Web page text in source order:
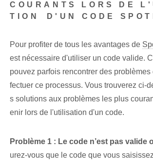
COURANTS LORS DE
TION⁣ D'UN CODE
Pour profiter de tous les avantages de
est nécessaire d'utiliser un code valide.
pouvez parfois rencontrer des
fectuer ce processus. Vous trouverez ci-
s solutions aux problèmes les plus
enir lors de l'utilisation d'un code.
Problème ‌1 : Le code n’est pas valide
urez-vous que le code⁤ que vous